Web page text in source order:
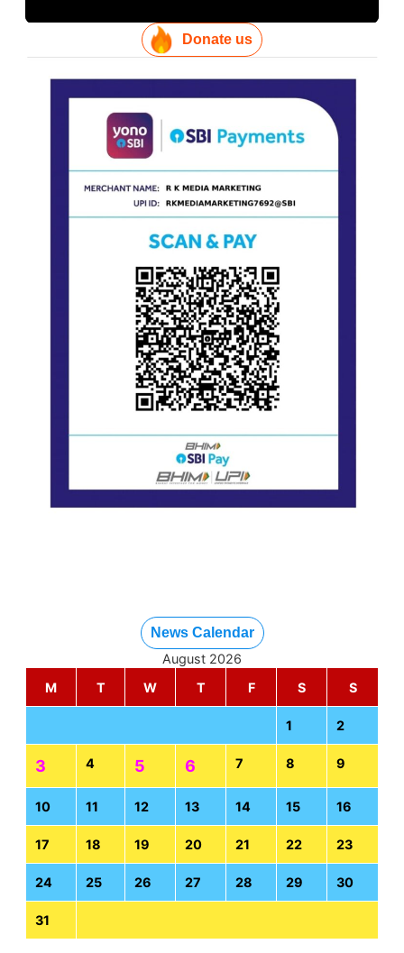
Donate us
News Calendar
August 2026
M
T W T F S S
1 2
3 4 5 6 7 8 9
10 11 12 13 14 15 16
17 18 19 20 21 22 23
24 25 26 27 28 29 30
31